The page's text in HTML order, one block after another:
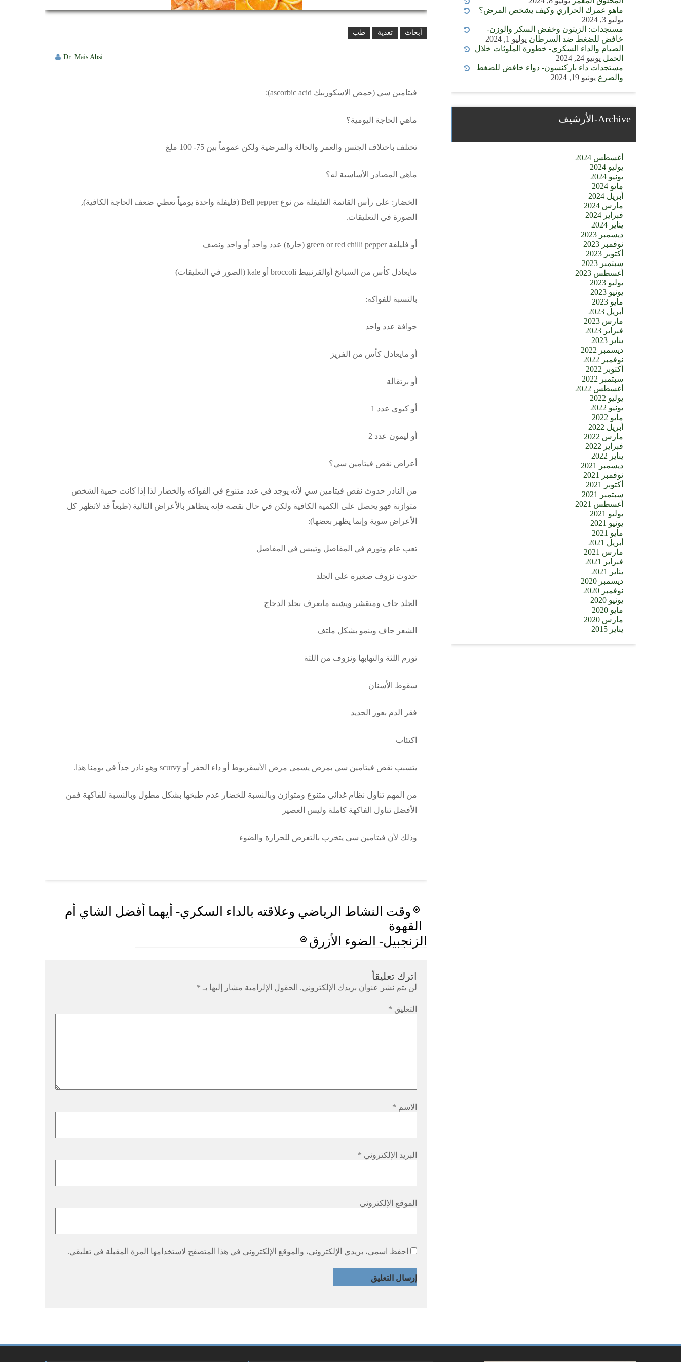
أبحاث تغذية طب
Dr. Mais Absi
فيتامين سي (حمض الاسكوربيك ascorbic acid):
ماهي الحاجة اليومية؟
تختلف باختلاف الجنس والعمر والحالة والمرضية ولكن عموماً بين 75- 100 ملغ
ماهي المصادر الأساسية له؟
الخضار: على رأس القائمة الفليفلة من نوع Bell pepper (فليفلة واحدة يومياً تعطي ضعف الحاجة الكافية),
الصورة في التعليقات.
أو فليلفة green or red chilli pepper (حارة) عدد واحد أو واحد ونصف
مايعادل كأس من السبانخ أوالقرنبيط broccoli أو kale (الصور في التعليقات)
بالنسبة للفواكه:
جوافة عدد واحد
أو مايعادل كأس من الفريز
أو برتقالة
أو كيوي عدد 1
أو ليمون عدد 2
أعراض نقص فيتامين سي؟
من النادر حدوث نقص فيتامين سي لأنه يوجد في عدد متنوع في الفواكه والخضار لذا إذا كانت حمية الشخص
متوازنة فهو يحصل على الكمية الكافية ولكن في حال نقصه فإنه يتظاهر بالأعراض التالية (طبعاً قد لاتظهر كل
الأعراض سوية وإنما يظهر بعضها):
تعب عام وتورم في المفاصل وتيبس في المفاصل
حدوث نزوف صغيرة على الجلد
الجلد جاف ومتقشر ويشبه مايعرف بجلد الدجاج
الشعر جاف وينمو بشكل ملتف
تورم اللثة والتهابها ونزوف من اللثة
سقوط الأسنان
فقر الدم بعوز الحديد
اكتئاب
يتسبب نقص فيتامين سي بمرض يسمى مرض الأسقربوط أو داء الحفر أو scurvy وهو نادر جداً في يومنا هذا.
من المهم تناول نظام غذائي متنوع ومتوازن وبالنسبة للخضار عدم طبخها بشكل مطول وبالنسبة للفاكهة فمن
الأفضل تناول الفاكهة كاملة وليس العصير
وذلك لأن فيتامين سي يتخرب بالتعرض للحرارة والضوء
Post
navigation
وقت النشاط الرياضي وعلاقته بالداء السكري- أيهما أفضل الشاي أم
القهوة
الزنجبيل- الضوء الأزرق
اترك تعليقاً
لن يتم نشر عنوان بريدك الإلكتروني. الحقول الإلزامية مشار إليها بـ *
التعليق *
الاسم *
البريد الإلكتروني *
الموقع الإلكتروني
احفظ اسمي، بريدي الإلكتروني، والموقع الإلكتروني في هذا المتصفح لاستخدامها المرة المقبلة في تعليقي.
ماهو عمرك الحراري وكيف يشخص المرض؟
يوليو 3, 2024
مستجدات: الزيتون وخفض السكر والوزن-
خافض للضغط ضد السرطان يوليو 1, 2024
الصيام والداء السكري- خطورة الملوثات خلال
الحمل يونيو 24, 2024
مستجدات داء باركنسون- دواء خافض للضغط
والصرع يونيو 19, 2024
Archive-الأرشيف
أغسطس 2024
يوليو 2024
يونيو 2024
مايو 2024
أبريل 2024
مارس 2024
فبراير 2024
يناير 2024
ديسمبر 2023
نوفمبر 2023
أكتوبر 2023
سبتمبر 2023
أغسطس 2023
يوليو 2023
يونيو 2023
مايو 2023
أبريل 2023
مارس 2023
فبراير 2023
يناير 2023
ديسمبر 2022
نوفمبر 2022
أكتوبر 2022
سبتمبر 2022
أغسطس 2022
يوليو 2022
يونيو 2022
مايو 2022
أبريل 2022
مارس 2022
فبراير 2022
يناير 2022
ديسمبر 2021
نوفمبر 2021
أكتوبر 2021
سبتمبر 2021
أغسطس 2021
يوليو 2021
يونيو 2021
مايو 2021
أبريل 2021
مارس 2021
فبراير 2021
يناير 2021
ديسمبر 2020
نوفمبر 2020
يونيو 2020
مايو 2020
مارس 2020
يناير 2015